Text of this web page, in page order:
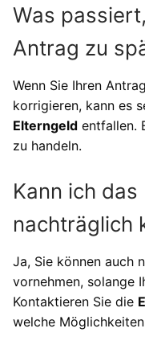
Was
Antrag zu
Wenn Sie Ihren
korrigieren, kann es
Elterngeld entfallen.
zu handeln.
Kann ich
nachträglich
Ja, Sie können auch
vornehmen, solange
Kontaktieren Sie die
welche